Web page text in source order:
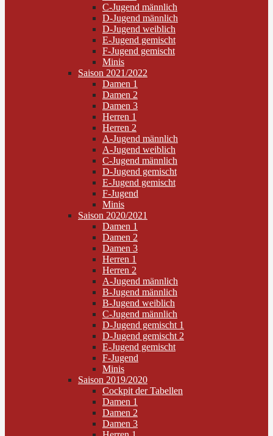
C-Jugend männlich
D-Jugend männlich
D-Jugend weiblich
E-Jugend gemischt
F-Jugend gemischt
Minis
Saison 2021/2022
Damen 1
Damen 2
Damen 3
Herren 1
Herren 2
A-Jugend männlich
A-Jugend weiblich
C-Jugend männlich
D-Jugend gemischt
E-Jugend gemischt
F-Jugend
Minis
Saison 2020/2021
Damen 1
Damen 2
Damen 3
Herren 1
Herren 2
A-Jugend männlich
B-Jugend männlich
B-Jugend weiblich
C-Jugend männlich
D-Jugend gemischt 1
D-Jugend gemischt 2
E-Jugend gemischt
F-Jugend
Minis
Saison 2019/2020
Cockpit der Tabellen
Damen 1
Damen 2
Damen 3